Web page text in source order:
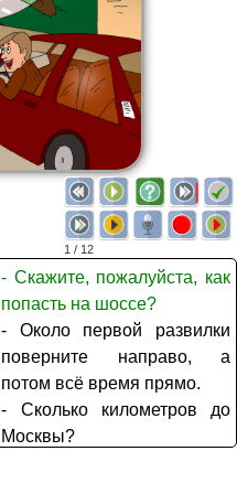
1 / 12
- Скажите, пожалуйста, как
попасть на шоссе?
- Около первой развилки
поверните направо, а
потом всё время прямо.
- Сколько километров до
Москвы?